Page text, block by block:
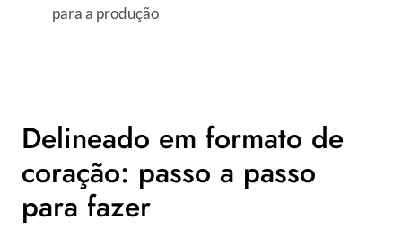
para a produção
Delineado em formato de
coração: passo a passo
para fazer